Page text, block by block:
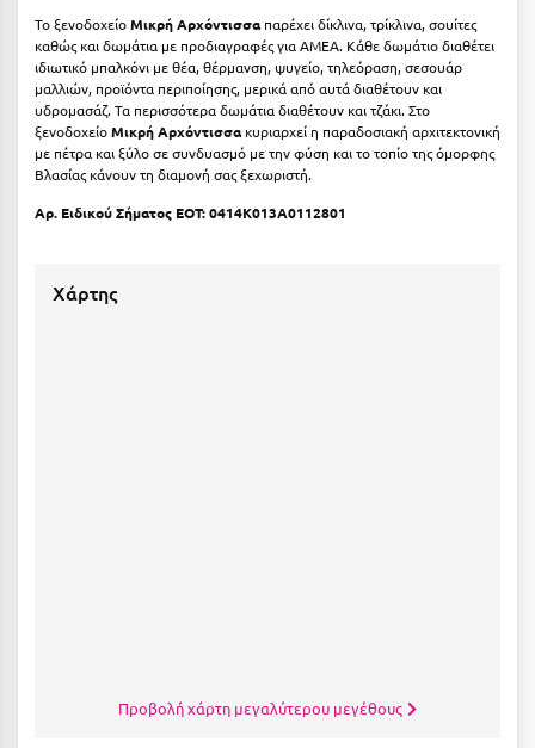
Λευκάδα
Λήμνος
Λίμνη Πλαστήρα
Λουτρά Υπάτης
Το ξενοδοχείοΜικρή Αρχόντισσαπαρέχει δίκλινα, τρίκλινα, σουίτες
καθώς και δωμάτια με προδιαγραφές για ΑΜΕΑ. Κάθε δωμάτιο διαθέτει
ιδιωτικό μπαλκόνι με θέα, θέρμανση, ψυγείο, τηλεόραση, σεσουάρ
μαλλιών, προϊόντα περιποίησης, μερικά από αυτά διαθέτουν και
υδρομασάζ. Τα περισσότερα δωμάτια διαθέτουν και τζάκι. Στο
ξενοδοχείοΜικρή Αρχόντισσακυριαρχεί η παραδοσιακή αρχιτεκτονική
με πέτρα και ξύλο σε συνδυασμό με την φύση και το τοπίο της όμορφης
Βλασίας κάνουν τη διαμονή σας ξεχωριστή.
Αρ. Ειδικού Σήματος ΕΟΤ: 0414K013A0112801
Χάρτης
Προβολή χάρτη μεγαλύτερου μεγέθους